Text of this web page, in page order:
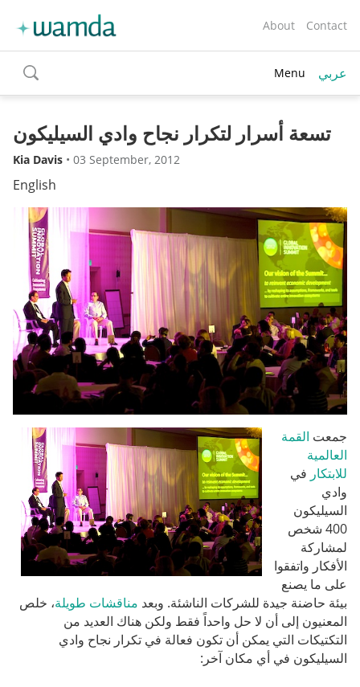
About Contact
toggle
search
Menu عربي
تسعة أسرار لتكرار نجاح وادي السيليكون
Kia Davis • 03 September, 2012
English
جمعت القمة
العالمية
للابتكار في
وادي
السيليكون
400 شخص
لمشاركة
الأفكار واتفقوا
على ما يصنع
بيئة حاضنة جيدة للشركات الناشئة. وبعد مناقشات طويلة، خلص
المعنيون إلى أن لا حل واحداً فقط ولكن هناك العديد من
التكتيكات التي يمكن أن تكون فعالة في تكرار نجاح وادي
السيليكون في أي مكان آخر: